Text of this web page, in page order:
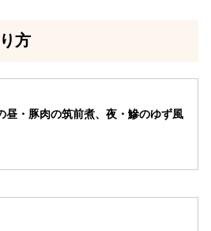
方
昼・豚肉の筑前煮、夜・鰺のゆず風